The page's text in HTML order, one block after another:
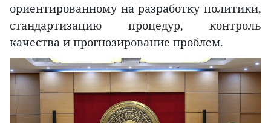
ориентированному на разработку политики,
стандартизацию процедур, контроль
качества и прогнозирование проблем.